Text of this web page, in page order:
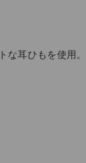
な耳ひもを使用